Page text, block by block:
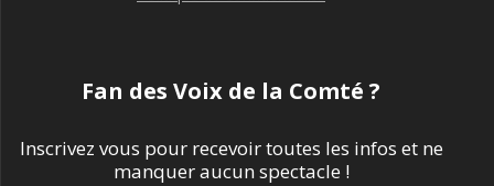
Fan des Voix de la Comté ?
Inscrivez vous pour recevoir toutes les infos et ne
manquer aucun spectacle !